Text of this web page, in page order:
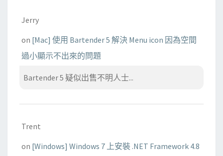
Jerry
on [Mac] 使用 Bartender 5 解決 Menu icon 因為空間
過小顯示不出來的問題
Bartender 5 疑似出售不明人士...
Trent
on [Windows] Windows 7 上安裝 .NET Framework 4.8